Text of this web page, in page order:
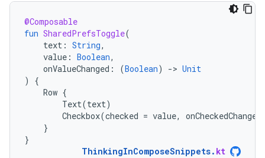
@Composable
fun SharedPrefsToggle(
text : String,
value : Boolean,
onValueChanged : (Boolean) -> Unit
)
{
Row {
Text(text)
Checkbox(checked = value, onCheckedChange
}
}
ThinkingInComposeSnippets. kt